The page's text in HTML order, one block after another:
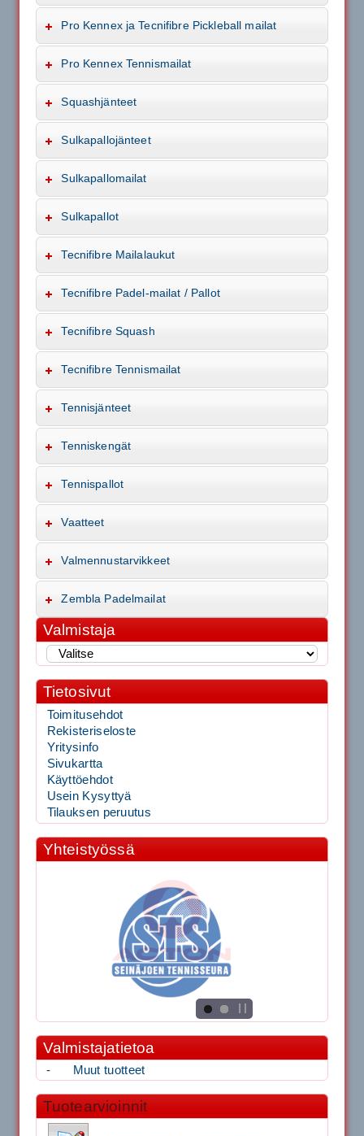
Pro Kennex ja Tecnifibre Pickleball mailat
Pro Kennex Tennismailat
Squashjänteet
Sulkapallojänteet
Sulkapallomailat
Sulkapallot
Tecnifibre Mailalaukut
Tecnifibre Padel-mailat / Pallot
Tecnifibre Squash
Tecnifibre Tennismailat
Tennisjänteet
Tenniskengät
Tennispallot
Vaatteet
Valmennustarvikkeet
Zembla Padelmailat
Valmistaja
Tietosivut
Toimitusehdot
Rekisteriseloste
Yritysinfo
Sivukartta
Käyttöehdot
Usein Kysyttyä
Tilauksen peruutus
Yhteistyössä
Valmistajatietoa
- Muut tuotteet
Tuotearvioinnit